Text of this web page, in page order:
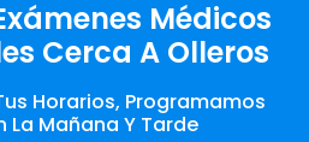
Médicos
Cerca A Olleros
Horarios, Programamos
La Mañana Y Tarde